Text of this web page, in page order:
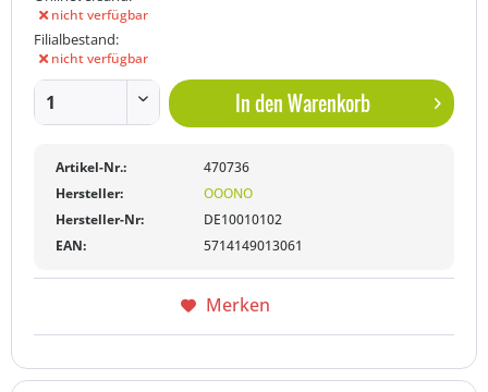
nicht verfügbar
Filialbestand:
nicht verfügbar
In denWarenkorb
Artikel-Nr.:
470736
Hersteller:
OOONO
Hersteller-Nr:
DE10010102
EAN:
5714149013061
Merken